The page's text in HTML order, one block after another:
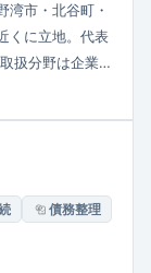
湾市・北谷町・
くに立地。代表
扱分野は企業法
交通事故・相
5000円（税
速かつ誠実な
債務整理